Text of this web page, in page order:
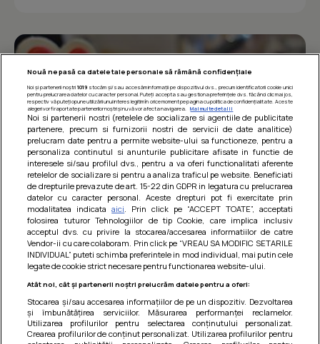
Barcute din vinete cu arpagic rosu
Un deliciu usor de preparat!
Nouă ne pasă ca datele tale personale să rămână confidențiale
Noi și partenerii noștri 1019stocăm și/sau accesăm informații pe dispozitivul dvs., precum identificatorii cookie unici
pentru prelucrarea datelor cu caracter personal. Puteți accepta sau gestiona preferințele dvs. făcând clic mai jos,
respectiv vă puteți opune utilizării unui interes legitim în orice moment pe pagina cu politica de confidențialitate. Aceste
alegeri vor fi raportate partenerilor noștri și nu vă vor afecta navigarea.
Mai multe detalii
Noi si partenerii nostri (retelele de socializare si agentiile de publicitate
partenere, precum si furnizorii nostri de servicii de date analitice)
prelucram date pentru a permite website-ului sa functioneze, pentru a
personaliza continutul si anunturile publicitare afisate in functie de
interesele si/sau profilul dvs., pentru a va oferi functionalitati aferente
retelelor de socializare si pentru a analiza traficul pe website. Beneficiati
de drepturile prevazute de art. 15-22 din GDPR in legatura cu prelucrarea
datelor cu caracter personal. Aceste drepturi pot fi exercitate prin
modalitatea indicataaici . Prin click pe “ACCEPT TOATE”, acceptati
folosirea tuturor Tehnologiilor de tip Cookie, care implica inclusiv
acceptul dvs. cu privire la stocarea/accesarea informatiilor de catre
Vendor-ii cu care colaboram. Prin click pe “VREAU SA MODIFIC SETARILE
INDIVIDUAL” puteti schimba preferintele in mod individual, mai putin cele
legate de cookie strict necesare pentru functionarea website-ului.
Atât noi, cât și partenerii noștri prelucrăm datele pentru a oferi:
Stocarea și/sau accesarea informațiilor de pe un dispozitiv. Dezvoltarea
și îmbunătățirea serviciilor. Măsurarea performanței reclamelor.
Utilizarea profilurilor pentru selectarea conținutului personalizat.
Crearea profilurilor de conținut personalizat. Utilizarea profilurilor pentru